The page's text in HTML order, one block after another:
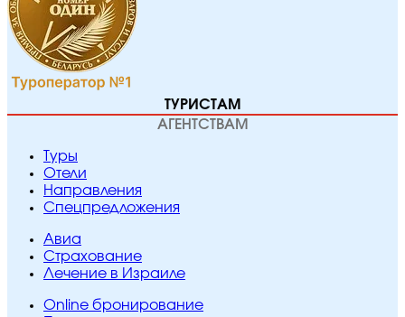
ТУРИСТАМ
АГЕНТСТВАМ
Туры
Отели
Направления
Спецпредложения
Авиа
Страхование
Лечение в Израиле
Online бронирование